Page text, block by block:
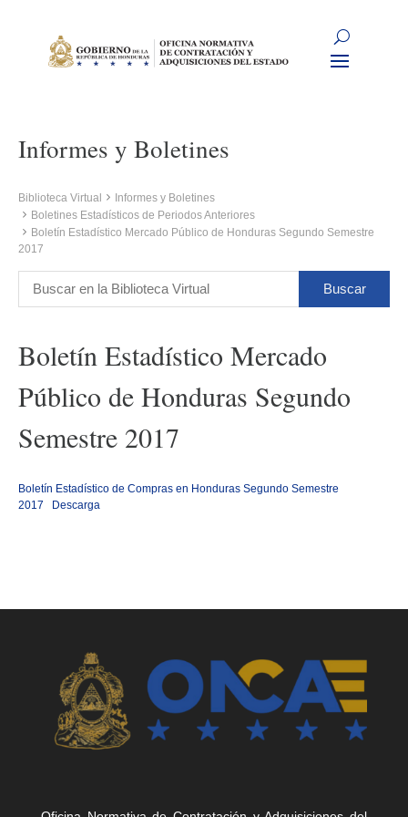
Informes y Boletines
Biblioteca Virtual
Informes y Boletines
Boletines Estadísticos de Periodos Anteriores
Boletín Estadístico Mercado Público de Honduras Segundo Semestre
2017
Boletín Estadístico Mercado
Público de Honduras Segundo
Semestre 2017
Boletín Estadístico de Compras en Honduras Segundo Semestre
2017
Descarga